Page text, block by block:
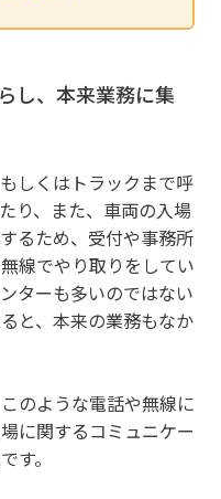
し、本来業務に集
しくはトラックまで呼
り、また、車両の入場
るため、受付や事務所
線でやり取りをしてい
ターも多いのではない
と、本来の業務もなか
のような電話や無線に
に関するコミュニケー
す。